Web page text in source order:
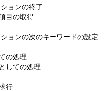
ョンの終了
目の取得
ョンの次のキーワードの設定
の処理
しての処理
行